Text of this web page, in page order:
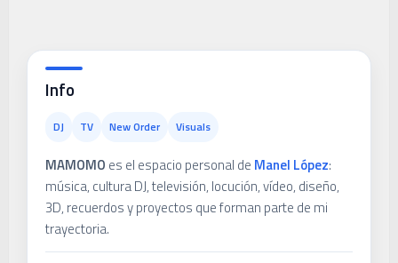
Info
DJ TV New Order Visuals
MAMOMO es el espacio personal de Manel López:
música, cultura DJ, televisión, locución, vídeo, diseño,
3D, recuerdos y proyectos que forman parte de mi
trayectoria.